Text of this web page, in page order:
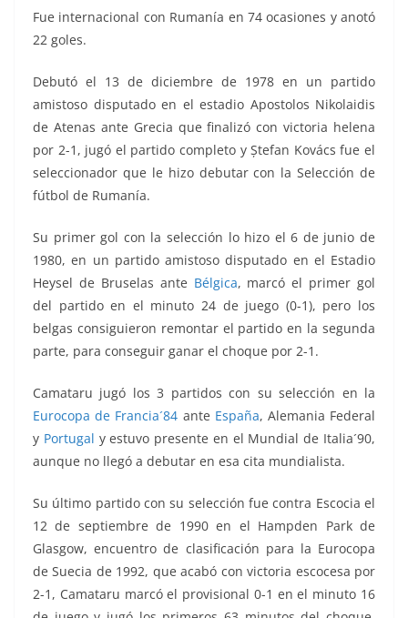
Fue internacional con Rumanía en 74 ocasiones y anotó
22 goles.
Debutó el 13 de diciembre de 1978 en un partido
amistoso disputado en el estadio Apostolos Nikolaidis
de Atenas ante Grecia que finalizó con victoria helena
por 2-1, jugó el partido completo y Ștefan Kovács fue el
seleccionador que le hizo debutar con la Selección de
fútbol de Rumanía.
Su primer gol con la selección lo hizo el 6 de junio de
1980, en un partido amistoso disputado en el Estadio
Heysel de Bruselas ante Bélgica, marcó el primer gol
del partido en el minuto 24 de juego (0-1), pero los
belgas consiguieron remontar el partido en la segunda
parte, para conseguir ganar el choque por 2-1.
Camataru jugó los 3 partidos con su selección en la
Eurocopa de Francia´84 ante España, Alemania Federal
y Portugal y estuvo presente en el Mundial de Italia´90,
aunque no llegó a debutar en esa cita mundialista.
Su último partido con su selección fue contra Escocia el
12 de septiembre de 1990 en el Hampden Park de
Glasgow, encuentro de clasificación para la Eurocopa
de Suecia de 1992, que acabó con victoria escocesa por
2-1, Camataru marcó el provisional 0-1 en el minuto 16